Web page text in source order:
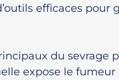
efficaces
du sevrage
expose le